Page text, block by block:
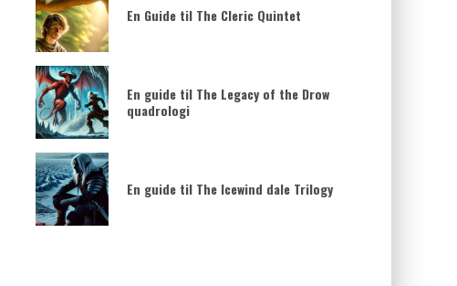
En Guide til The Cleric Quintet
En guide til The Legacy of the Drow
quadrologi
En guide til The Icewind dale Trilogy